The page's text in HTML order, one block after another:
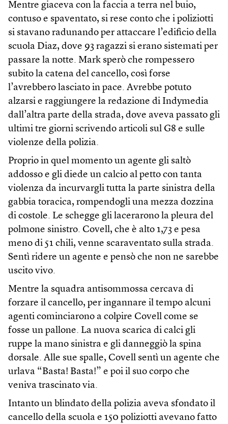
Mentre giaceva con la faccia a terra nel buio,
contuso e spaventato, si rese conto che i poliziotti
si stavano radunando per attaccare l’edificio della
scuola Diaz, dove 93 ragazzi si erano sistemati per
passare la notte. Mark sperò che rompessero
subito la catena del cancello, così forse
l’avrebbero lasciato in pace. Avrebbe potuto
alzarsi e raggiungere la redazione di Indymedia
dall’altra parte della strada, dove aveva passato gli
ultimi tre giorni scrivendo articoli sul G8 e sulle
violenze della polizia.
Proprio in quel momento un agente gli saltò
addosso e gli diede un calcio al petto con tanta
violenza da incurvargli tutta la parte sinistra della
gabbia toracica, rompendogli una mezza dozzina
di costole. Le schegge gli lacerarono la pleura del
polmone sinistro. Covell, che è alto 1,73 e pesa
meno di 51 chili, venne scaraventato sulla strada.
Sentì ridere un agente e pensò che non ne sarebbe
uscito vivo.
Mentre la squadra antisommossa cercava di
forzare il cancello, per ingannare il tempo alcuni
agenti cominciarono a colpire Covell come se
fosse un pallone. La nuova scarica di calci gli
ruppe la mano sinistra e gli danneggiò la spina
dorsale. Alle sue spalle, Covell sentì un agente che
urlava “Basta! Basta!” e poi il suo corpo che
veniva trascinato via.
Intanto un blindato della polizia aveva sfondato il
cancello della scuola e 150 poliziotti avevano fatto